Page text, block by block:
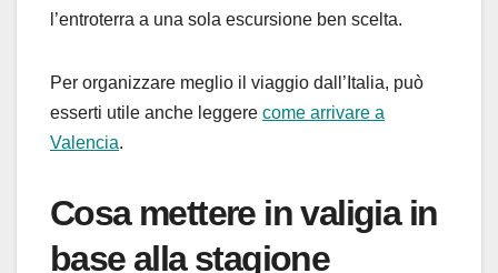
l’entroterra a una sola escursione ben scelta.
Per organizzare meglio il viaggio dall’Italia, può
esserti utile anche leggere come arrivare a
Valencia.
Cosa mettere in valigia in
base alla stagione